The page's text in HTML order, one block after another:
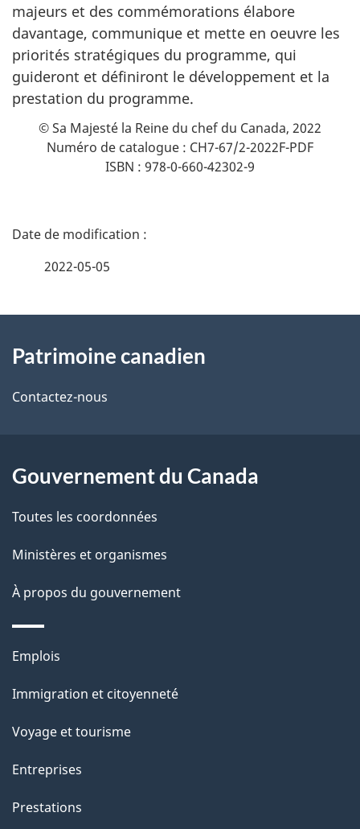
majeurs et des commémorations élabore
davantage, communique et mette en oeuvre les
priorités stratégiques du programme, qui
guideront et définiront le développement et la
prestation du programme.
© Sa Majesté la Reine du chef du Canada, 2022
Numéro de catalogue : CH7-67/2-2022F-PDF
ISBN : 978-0-660-42302-9
D
i
l
d
e
p
a
2022-05-05
propos
de
site
Patrimoine canadien
Contactez-nous
Gouvernement du Canada
Toutes les coordonnées
Ministères et organismes
À propos du gouvernement
Thèmes
sujets
Emplois
Immigration et citoyenneté
Voyage et tourisme
Entreprises
Prestations